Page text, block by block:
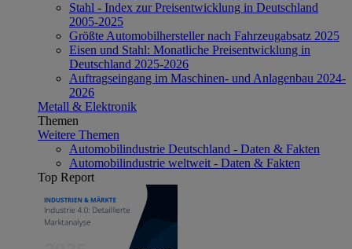
Stahl - Index zur Preisentwicklung in Deutschland
2005-2025
Größte Automobilhersteller nach Fahrzeugabsatz 2025
Eisen und Stahl: Monatliche Preisentwicklung in
Deutschland 2025-2026
Auftragseingang im Maschinen- und Anlagenbau 2024-
2026
Metall & Elektronik
Themen
Weitere Themen
Automobilindustrie Deutschland - Daten & Fakten
Automobilindustrie weltweit - Daten & Fakten
Top Report